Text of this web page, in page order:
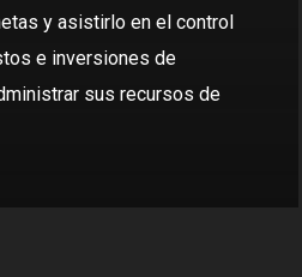
y asistirlo en el control
e inversiones de
sus recursos de